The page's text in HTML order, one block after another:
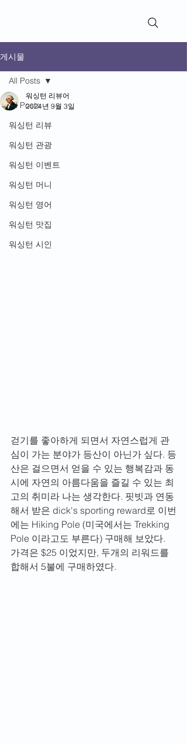
게시물
All Posts
워싱턴 리뷰
워싱턴 관광
워싱턴 이벤트
워싱턴 머니
워싱턴 영어
워싱턴 맛집
워싱턴 시인
All Posts
워싱턴 리뷰어
2024년 9월 3일
걷기를 좋아하게 되면서 자연스럽게 관
심이 가는 분야가 등산이 아닌가 싶다. 등
산은 걸으면서 얻을 수 있는 행복감과 동
시에 자연의 아름다움을 즐길 수 있는 최
고의 취미라 나는 생각한다. 핏빗과 연동
해서 받은 dick's sporting reward로 이번
에는 Hiking Pole (미국에서는 Trekking
Pole 이라고도 부른다) 구매해 보았다.
가격은 $25 이었지만, 두개의 리워드를
합해서 5불에 구매하였다.